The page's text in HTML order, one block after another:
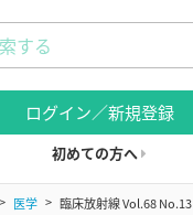
ログイン／新規登録
初めての方へ
医学 臨床放射線 Vol.68 No.13